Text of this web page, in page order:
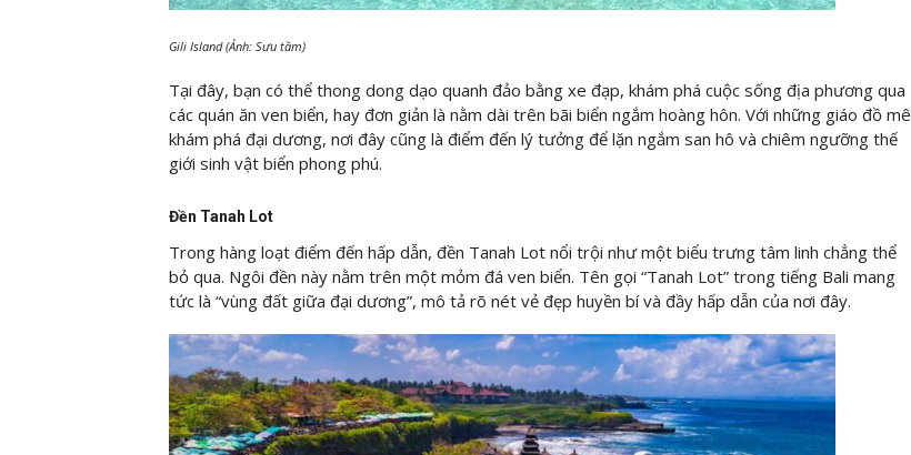
Gili Island (Ảnh: Sưu tầm)
Tại đây, bạn có thể thong dong dạo quanh đảo bằng xe đạp, khám phá cuộc sống địa phương qua
các quán ăn ven biển, hay đơn giản là nằm dài trên bãi biển ngắm hoàng hôn. Với những giáo đồ mê
khám phá đại dương, nơi đây cũng là điểm đến lý tưởng để lặn ngắm san hô và chiêm ngưỡng thế
giới sinh vật biển phong phú.
Đền Tanah Lot
Trong hàng loạt điểm đến hấp dẫn, đền Tanah Lot nổi trội như một biểu trưng tâm linh chẳng thể
bỏ qua. Ngôi đền này nằm trên một mỏm đá ven biển. Tên gọi “Tanah Lot” trong tiếng Bali mang
tức là “vùng đất giữa đại dương”, mô tả rõ nét vẻ đẹp huyền bí và đầy hấp dẫn của nơi đây.